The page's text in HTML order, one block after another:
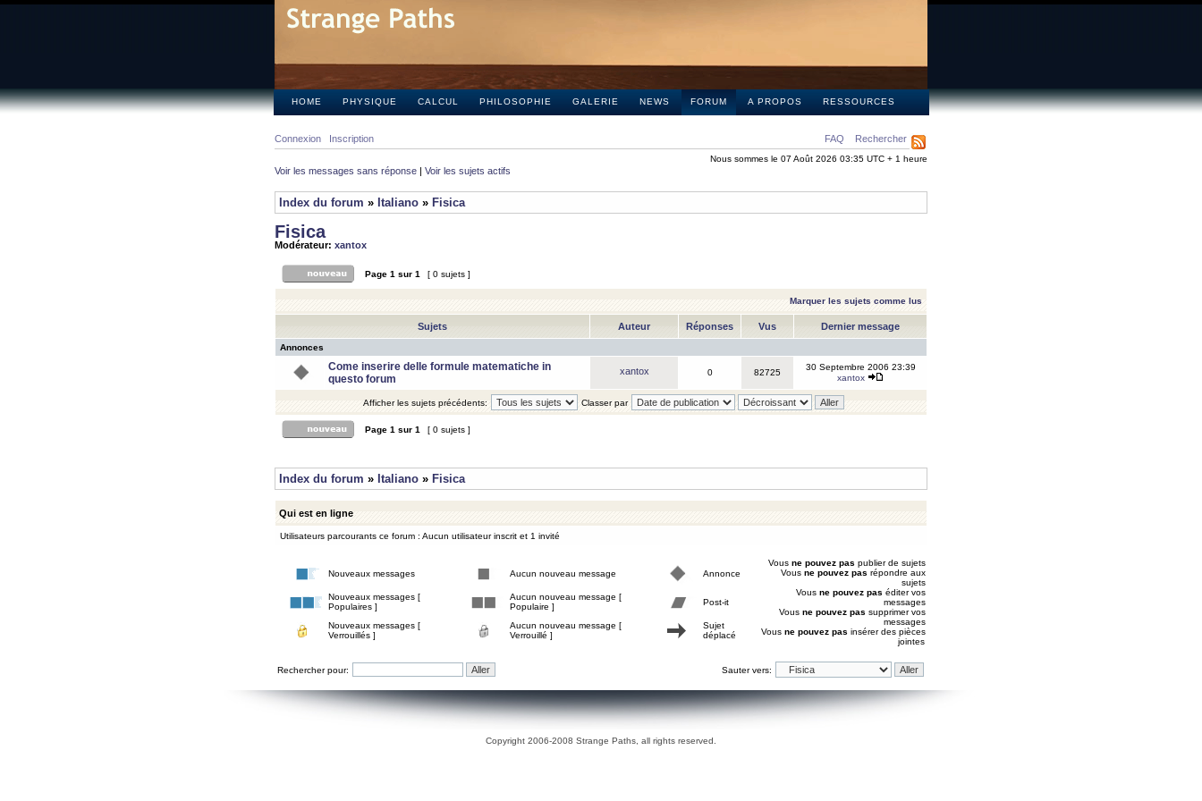
HOME PHYSIQUE CALCUL PHILOSOPHIE GALERIE NEWS FORUM A PROPOS RESSOURCES
FAQ Rechercher
Connexion Inscription
Nous sommes le 07 Août 2026 03:35 UTC + 1 heure
Voir les messages sans réponse | Voir les sujets actifs
Index du forum » Italiano » Fisica
Fisica
Modérateur: xantox
Page 1 sur 1 [ 0 sujets ]
Marquer les sujets comme lus
Sujets Auteur Réponses Vus Dernier message
Annonces
Come inserire delle formule matematiche in
questo forum
xantox 0 82725
30 Septembre 2006 23:39
xantox
Afficher les sujets précédents: Classer par
Page 1 sur 1 [ 0 sujets ]
Index du forum » Italiano » Fisica
Qui est en ligne
Utilisateurs parcourants ce forum : Aucun utilisateur inscrit et 1 invité
Nouveaux messages Aucun nouveau message Annonce
Nouveaux messages [
Populaires ]
Aucun nouveau message [
Populaire ]
Post-it
Nouveaux messages [
Verrouillés ]
Aucun nouveau message [
Verrouillé ]
Sujet
déplacé
Vous ne pouvez pas publier de sujets
Vous ne pouvez pas répondre aux
sujets
Vous ne pouvez pas éditer vos
messages
Vous ne pouvez pas supprimer vos
messages
Vous ne pouvez pas insérer des pièces
jointes
Rechercher pour: Sauter vers:
Copyright 2006-2008 Strange Paths, all rights reserved.